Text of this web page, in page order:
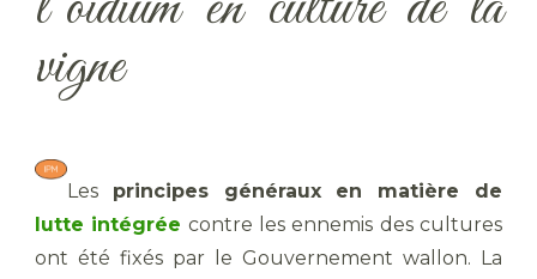
vigne
Les principes généraux
en matière de
lutte intégrée contre les ennemis des cultures
ont été fixés par le Gouvernement wallon. La